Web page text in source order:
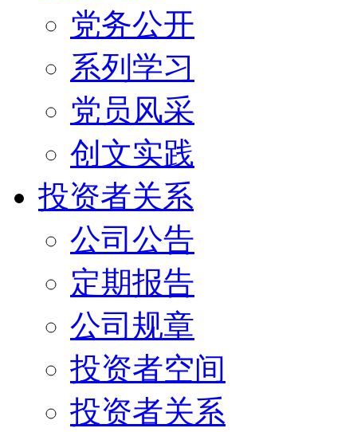
党务公开
系列学习
党员风采
创文实践
投资者关系
公司公告
定期报告
公司规章
投资者空间
投资者关系